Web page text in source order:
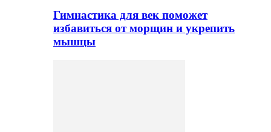
Гимнастика для век поможет
избавиться от морщин и укрепить
мышцы